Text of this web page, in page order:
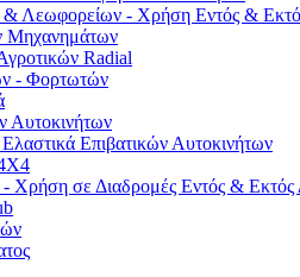
Λεωφορείων - Χρήση Εντός &
Μηχανημάτων
Radial
- Φορτωτών
Αυτοκινήτων
Επιβατικών Αυτοκινήτων
Χρήση σε Διαδρομές Εντός &